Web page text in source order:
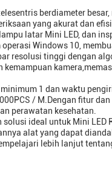
berdiameter
yang akurat dan
latar Mini LED, dan
Windows 10,
resolusi tinggi dengan
1 dan waktu
/ M.Dengan fitur
perawatan kesehatan.
ideal untuk Mini LED
alat yang dapat
lebih lanjut